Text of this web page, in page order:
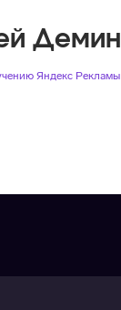
Демин
Яндекс Рекламы